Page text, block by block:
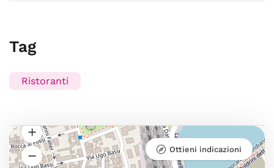
Tag
Ristoranti
Ottieni indicazioni